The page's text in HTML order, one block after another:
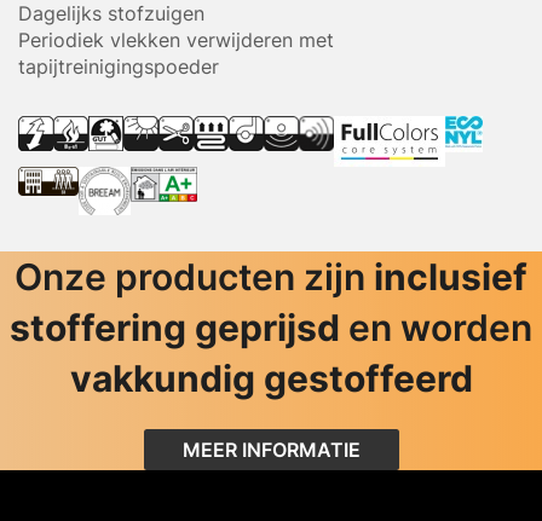
Dagelijks stofzuigen
Periodiek vlekken verwijderen met
tapijtreinigingspoeder
Onze producten zijn inclusief
stoffering geprijsd en worden
vakkundig gestoffeerd
MEER INFORMATIE